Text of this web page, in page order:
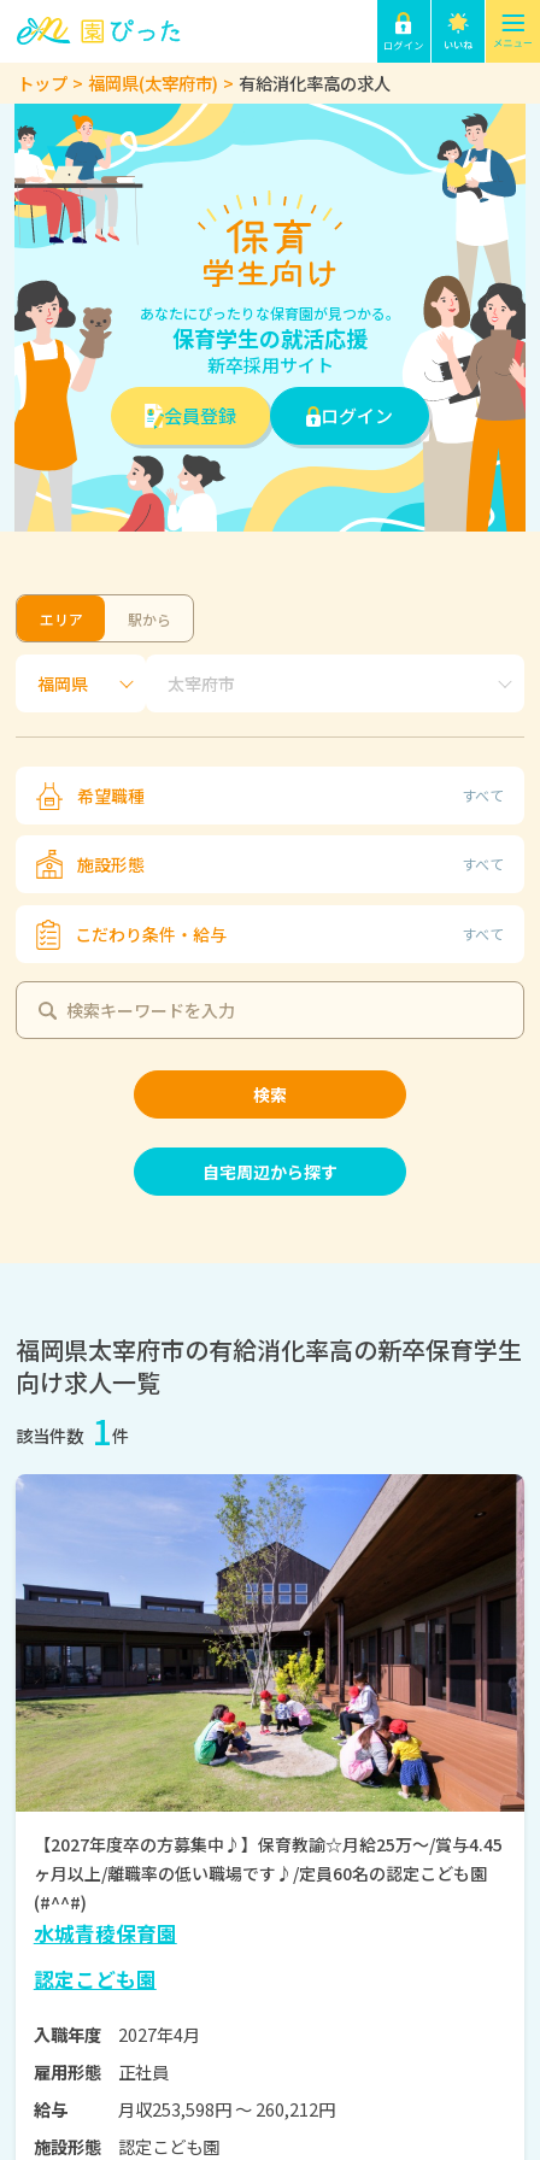
トップ 福岡県(太宰府市) 有給消化率高の求人
あなたにぴったりな保育園が見つかる。
保育学生の就活応援
新卒採用サイト
会員登録
ログイン
エリア 駅から
希望職種 すべて
施設形態 すべて
こだわり条件・給与 すべて
検索
自宅周辺から探す
福岡県太宰府市の有給消化率高の新卒保育学生
向け求人一覧
該当件数 1件
【2027年度卒の方募集中♪】保育教諭☆月給25万～/賞与4.45
ヶ月以上/離職率の低い職場です♪/定員60名の認定こども園
(#^^#)
水城青稜保育園
認定こども園
入職年度
2027年4月
雇用形態
正社員
給与
月収253,598円 〜 260,212円
施設形態
認定こども園